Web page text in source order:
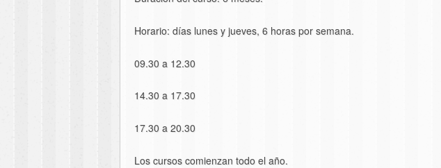
Horario: días lunes y jueves, 6 horas por semana.
09.30 a 12.30
14.30 a 17.30
17.30 a 20.30
Los cursos comienzan todo el año.